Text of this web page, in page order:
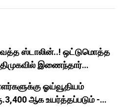
ஸ்டாலின்..! ஒட்டுமொத்த
இணைந்தார்
ஓய்வூதியம்
ஆக உயர்த்தப்படும் -